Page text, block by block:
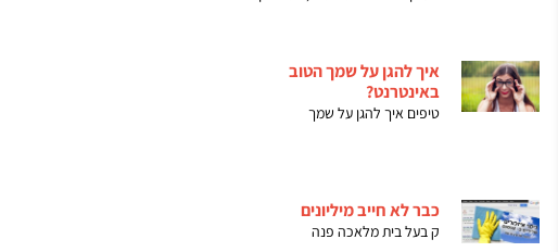
איך להגן על שמך הטוב
באינטרנט?
טיפים איך להגן על שמך
כבר לא חייב מיליונים
ק בעל בית מלאכה פנה